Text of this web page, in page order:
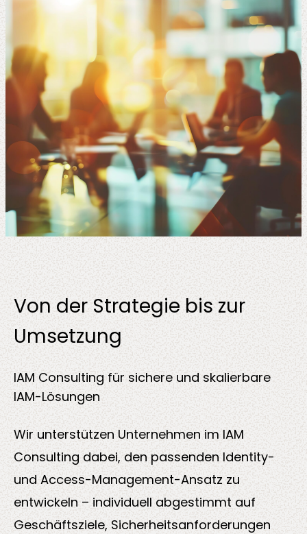
Lösungen
Sektoren
uns
Insights
About us
Von der Strategie bis zur
Umsetzung
IAM Consulting für sichere und skalierbare
IAM-Lösungen
Wir unterstützen Unternehmen im IAM
Consulting dabei, den passenden Identity-
und Access-Management-Ansatz zu
entwickeln – individuell abgestimmt auf
Geschäftsziele, Sicherheitsanforderungen